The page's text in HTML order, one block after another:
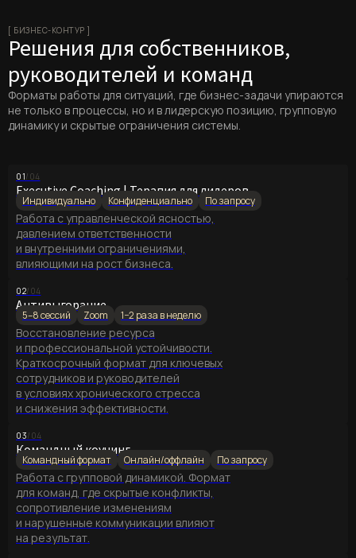
[ БИЗНЕС-КОНТУР ]
Решения для собственников,
руководителей и команд
Форматы работы для ситуаций, где бизнес-задачи упираются
не только в процессы, но и в лидерскую позицию, групповую
динамику и скрытые ограничения системы.
01/04
Executive Coaching | Терапия для лидеров
Индивидуально Конфиденциально По запросу
Работа с управленческой ясностью,
давлением ответственности
и внутренними ограничениями,
влияющими на рост бизнеса.
02/04
Антивыгорание
5–8 сессий Zoom 1−2 раза в неделю
Восстановление ресурса
и профессиональной устойчивости.
Краткосрочный формат для ключевых
сотрудников и руководителей
в условиях хронического стресса
и снижения эффективности.
03/04
Командный коучинг
Командный формат Онлайн/оффлайн По запросу
Работа с групповой динамикой. Формат
для команд, где скрытые конфликты,
сопротивление изменениям
и нарушенные коммуникации влияют
на результат.